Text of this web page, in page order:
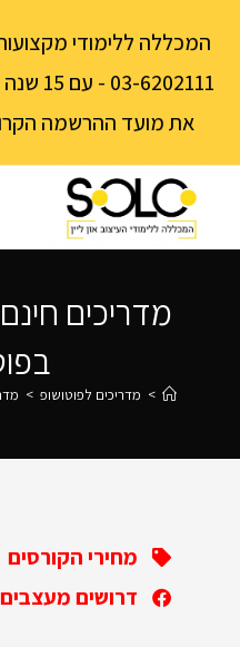
המכללה ללימודי
03-
את מועד ההרשמה
מדריכים
> מדריכים לפוטושופ >
מחירי הקורסים
דרושים מעצבים